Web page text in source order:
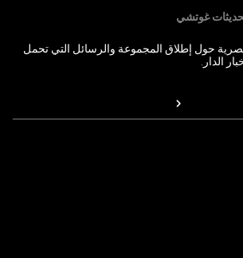
غوتشي
حول إطلاق المجموعة والرسائل التي تحمل
الدار.